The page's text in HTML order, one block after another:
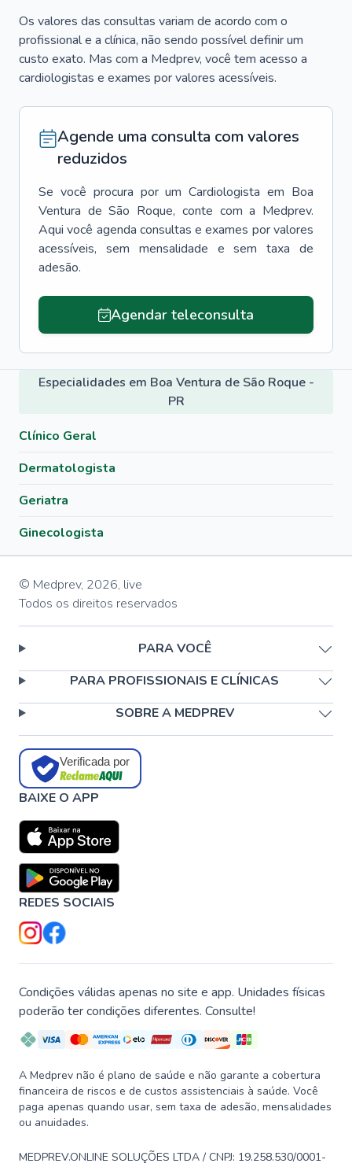
Os valores das consultas variam de acordo com o
profissional e a clínica, não sendo possível definir um
custo exato. Mas com a Medprev, você tem acesso a
cardiologistas e exames por valores acessíveis.
Agende uma consulta com valores
reduzidos
Se você procura por um Cardiologista em Boa
Ventura de São Roque, conte com a Medprev.
Aqui você agenda consultas e exames por valores
acessíveis, sem mensalidade e sem taxa de
adesão.
Agendar teleconsulta
Especialidades em Boa Ventura de São Roque -
PR
Clínico Geral
Dermatologista
Geriatra
Ginecologista
© Medprev, 2026, live
Todos os direitos reservados
PARA VOCÊ
PARA PROFISSIONAIS E CLÍNICAS
SOBRE A MEDPREV
Verificada por
BAIXE O APP
REDES SOCIAIS
Condições válidas apenas no site e app. Unidades físicas
poderão ter condições diferentes. Consulte!
A Medprev não é plano de saúde e não garante a cobertura
financeira de riscos e de custos assistenciais à saúde. Você
paga apenas quando usar, sem taxa de adesão, mensalidades
ou anuidades.
MEDPREV.ONLINE SOLUÇÕES LTDA / CNPJ: 19.258.530/0001-